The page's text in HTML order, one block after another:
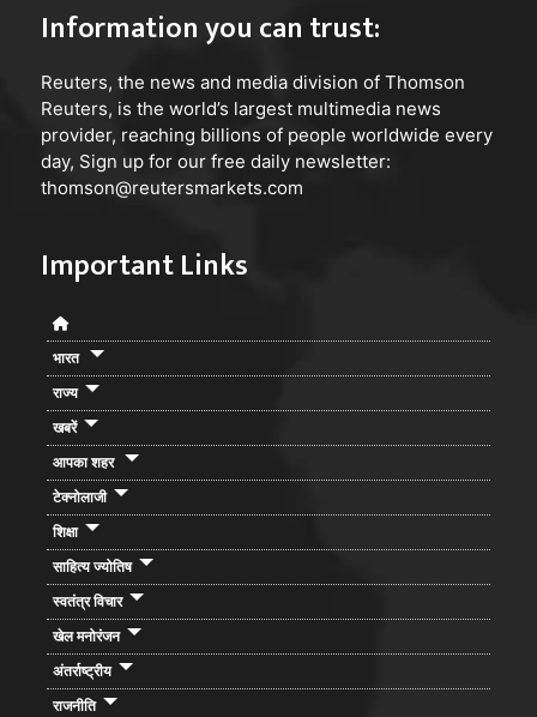
Information you can trust:
Reuters, the news and media division of Thomson
Reuters, is the world’s largest multimedia news
provider, reaching billions of people worldwide every
day, Sign up for our free daily newsletter:
thomson@reutersmarkets.com
Important Links
भारत
राज्य
खबरें
आपका शहर
टेक्नोलाजी
शिक्षा
साहित्य ज्योतिष
स्वतंत्र विचार
खेल मनोरंजन
अंतर्राष्ट्रीय
राजनीति